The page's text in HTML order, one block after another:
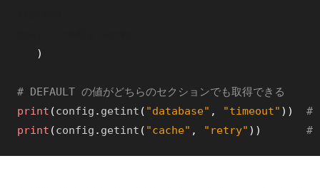
)
# DEFAULT の値がどちらのセクションでも取得できる
print (config . getint ( "database" , "timeout" ) )
#
print (config . getint ( "cache" , "retry" ) ) #